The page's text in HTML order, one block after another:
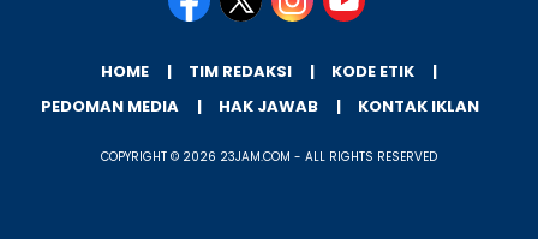
HOME TIM REDAKSI
KODE ETIK
PEDOMAN MEDIA
HAK JAWAB KONTAK IKLAN
COPYRIGHT © 2026 23JAM.COM - ALL RIGHTS RESERVED